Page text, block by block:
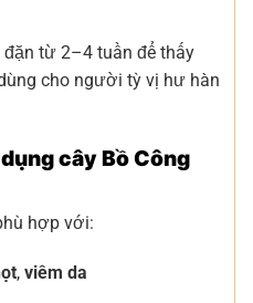
đặn từ 2–4 tuần để thấy
cho người tỳ vị hư hàn
cây Bồ Công
hợp với:
, viêm da